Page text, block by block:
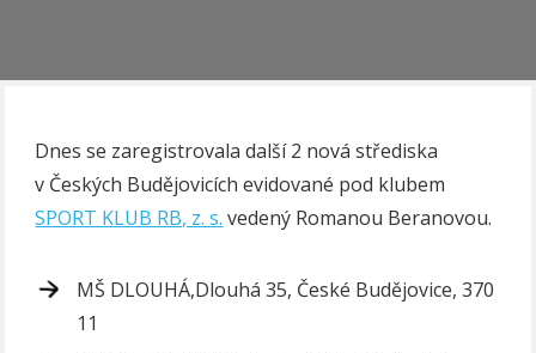
Dnes se zaregistrovala další 2 nová střediska
v Českých Budějovicích evidované pod klubem
SPORT KLUB RB, z. s. vedený Romanou Beranovou.
MŠ DLOUHÁ,Dlouhá 35, České Budějovice, 370
11